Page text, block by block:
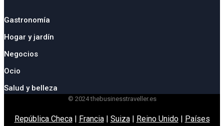
Gastronomía
Hogar y jardín
Negocios
Ocio
Salud y belleza
© 2024 thebusinesstraveller.es
República Checa| Francia| Suiza| Reino Unido| Países